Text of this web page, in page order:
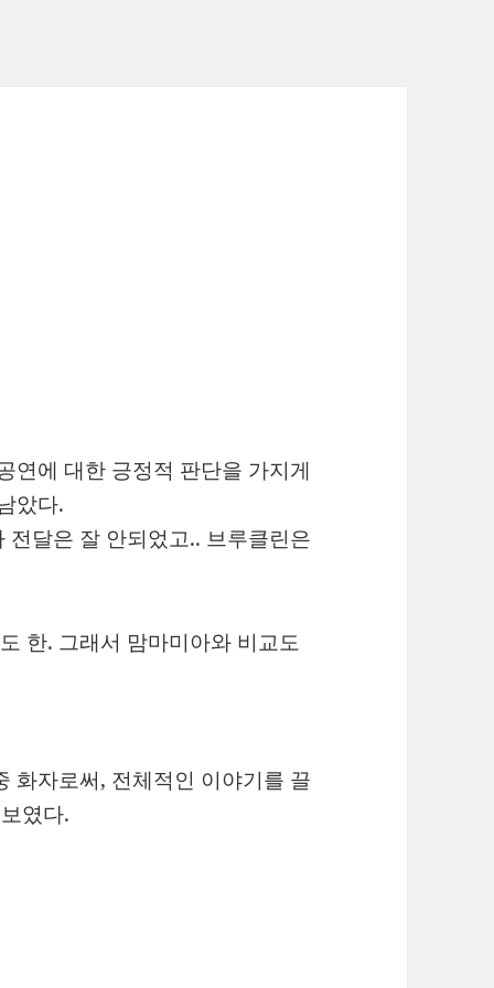
연에 대한 긍정적 판단을 가지게
았다.
달은 잘 안되었고.. 브루클린은
한. 그래서 맘마미아와 비교도
화자로써, 전체적인 이야기를 끌
였다.